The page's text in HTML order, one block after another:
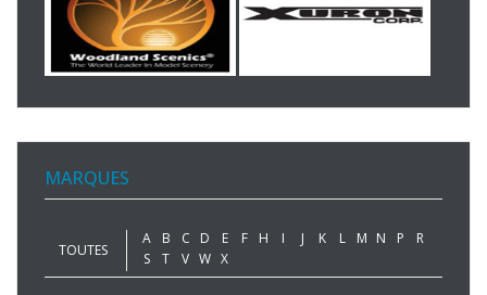
MARQUES
TOUTES
A B C D E F H I J K L M N P
R
S
T V W X